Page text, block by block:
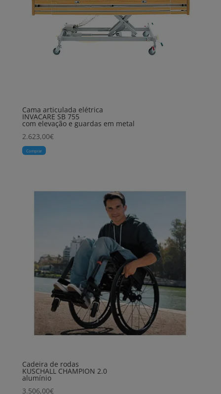
Cama articulada elétrica
INVACARE SB 755
com elevação e guardas em metal
2.623,00€
Comprar
Cadeira de rodas
KUSCHALL CHAMPION 2.0
alumínio
3.506,00€